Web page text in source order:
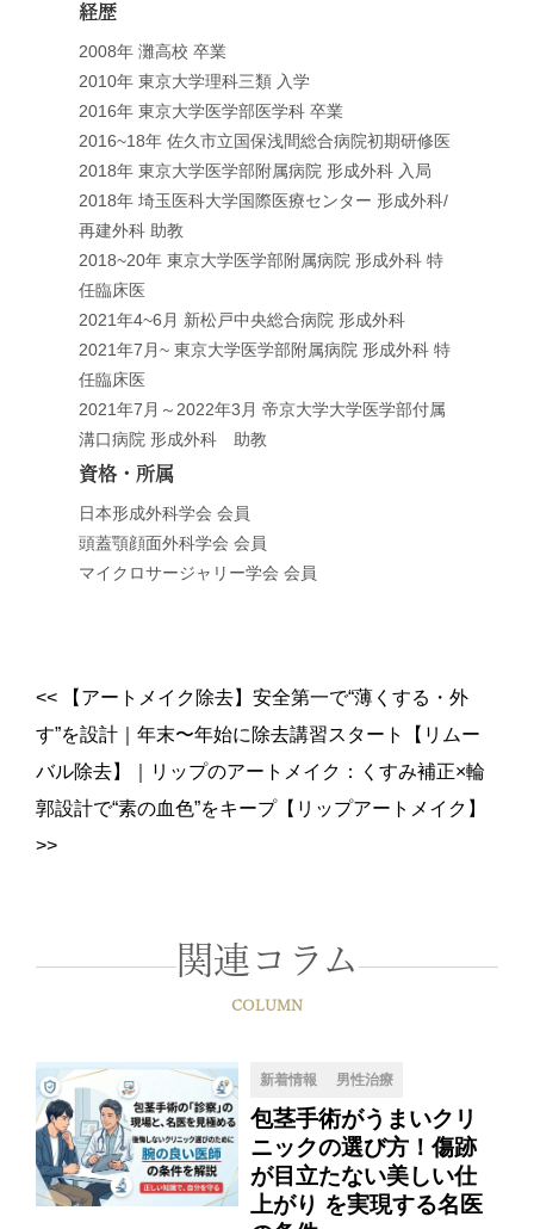
経歴
2008年 灘高校 卒業
2010年 東京大学理科三類 入学
2016年 東京大学医学部医学科 卒業
2016~18年 佐久市立国保浅間総合病院初期研修医
2018年 東京大学医学部附属病院 形成外科 入局
2018年 埼玉医科大学国際医療センター 形成外科/
再建外科 助教
2018~20年 東京大学医学部附属病院 形成外科 特
任臨床医
2021年4~6月 新松戸中央総合病院 形成外科
2021年7月~ 東京大学医学部附属病院 形成外科 特
任臨床医
2021年7月～2022年3月 帝京大学大学医学部付属
溝口病院 形成外科 助教
資格・所属
日本形成外科学会 会員
頭蓋顎顔面外科学会 会員
マイクロサージャリー学会 会員
<<【アートメイク除去】安全第一で“薄くする・外
す”を設計｜年末〜年始に除去講習スタート【リムー
バル除去】
リップのアートメイク：くすみ補正×輪
郭設計で“素の血色”をキープ【リップアートメイク】
>>
関連コラム
COLUMN
新着情報 男性治療
包茎手術がうまいクリ
ニックの選び方！傷跡
が目立たない美しい仕
上がり を実現する名医